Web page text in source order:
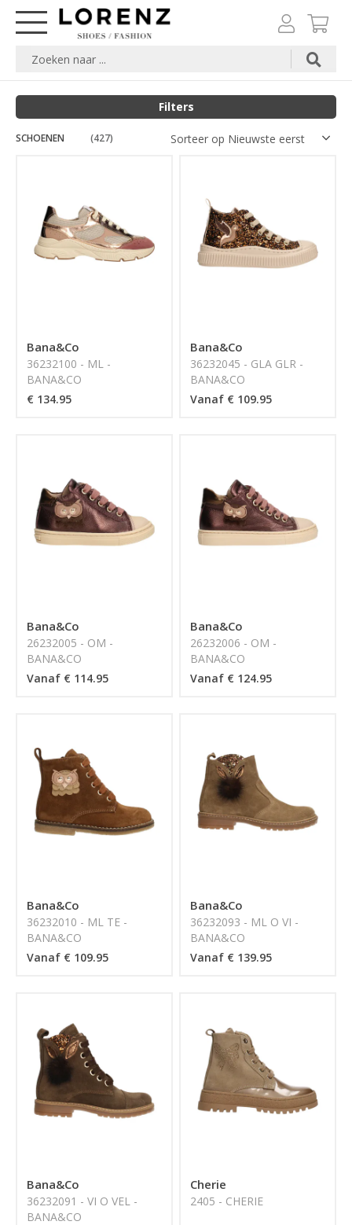
Filters
Merk
Kleuren
Prijs
SCHOENEN (427)
Bana&Co
36232100 - ML -
BANA&CO
€ 134.95
Bana&Co
36232045 - GLA GLR -
BANA&CO
Vanaf € 109.95
Bana&Co
26232005 - OM -
BANA&CO
Vanaf € 114.95
Bana&Co
26232006 - OM -
BANA&CO
Vanaf € 124.95
Bana&Co
36232010 - ML TE -
BANA&CO
Vanaf € 109.95
Bana&Co
36232093 - ML O VI -
BANA&CO
Vanaf € 139.95
Bana&Co
36232091 - VI O VEL -
BANA&CO
Cherie
2405 - CHERIE